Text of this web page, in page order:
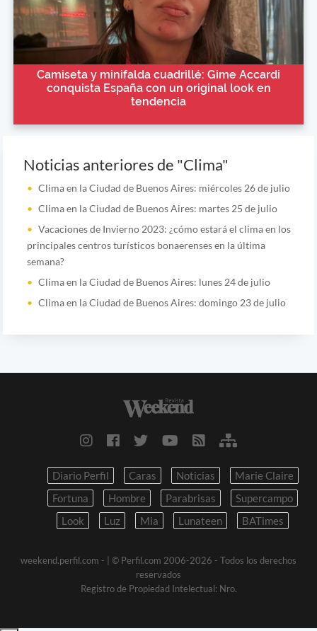
Camiseta y minifalda cuadrillé: Gime Accardi
conquista España con un original look en
tendencia
Noticias anteriores de "Clima"
Clima en la Ciudad de Buenos Aires: miércoles 26 de julio
Clima en la Ciudad de Buenos Aires: martes 25 de julio
Vacaciones de Invierno 2023: ¿cómo estará el clima en los
principales centros turísticos bonaerenses en la última
semana?
Clima en la Ciudad de Buenos Aires: lunes 24 de julio
Clima en la Ciudad de Buenos Aires: domingo 23 de julio
Diario Perfil Caras Noticias
Marie Claire
Fortuna
Hombre Parabrisas
Supercampo
Look
Luz Mia Lunateen BATimes
weekend.perfil.com -
| © Perfil.com 2006-2026 - Todos los derechos
reservados
Registro de Propiedad Intelectual: Nro.